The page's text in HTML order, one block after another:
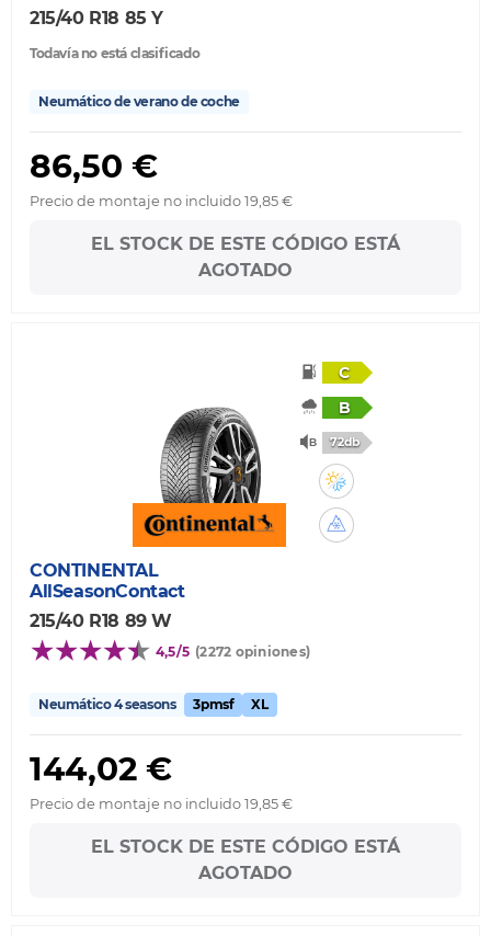
215/40 R18 85 Y
Todavía no está clasificado
Neumático de verano de coche
86,50 €
Precio de montaje no incluido 19,85 €
EL STOCK DE ESTE CÓDIGO ESTÁ
AGOTADO
C
B
72db
CONTINENTAL
AllSeasonContact
215/40 R18 89 W
4,5/5 (2272 opiniones)
Neumático 4 seasons 3pmsf XL
144,02 €
Precio de montaje no incluido 19,85 €
EL STOCK DE ESTE CÓDIGO ESTÁ
AGOTADO